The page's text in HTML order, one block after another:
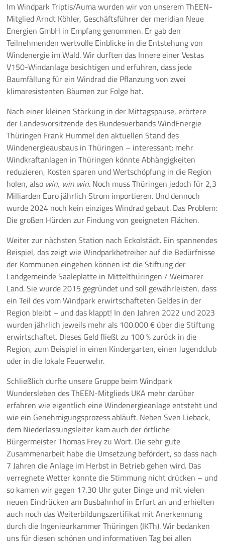
Im Windpark Triptis/Auma wurden wir von unserem ThEEN-
Mitglied Arndt Köhler, Geschäftsführer der meridian Neue
Energien GmbH in Empfang genommen. Er gab den
Teilnehmenden wertvolle Einblicke in die Entstehung von
Windenergie im Wald. Wir durften das Innere einer Vestas
V150-Windanlage besichtigen und erfuhren, dass jede
Baumfällung für ein Windrad die Pflanzung von zwei
klimaresistenten Bäumen zur Folge hat.
Nach einer kleinen Stärkung in der Mittagspause, erörtere
der Landesvorsitzende des Bundesverbands WindEnergie
Thüringen Frank Hummel den aktuellen Stand des
Windenergieausbaus in Thüringen – interessant: mehr
Windkraftanlagen in Thüringen könnte Abhängigkeiten
reduzieren, Kosten sparen und Wertschöpfung in die Region
holen, also win, win win. Noch muss Thüringen jedoch für 2,3
Milliarden Euro jährlich Strom importieren. Und dennoch
wurde 2024 noch kein einziges Windrad gebaut. Das Problem:
Die großen Hürden zur Findung von geeigneten Flächen.
Weiter zur nächsten Station nach Eckolstädt. Ein spannendes
Beispiel, das zeigt wie Windparkbetreiber auf die Bedürfnisse
der Kommunen eingehen können ist die Stiftung der
Landgemeinde Saaleplatte in Mittelthüringen / Weimarer
Land. Sie wurde 2015 gegründet und soll gewährleisten, dass
ein Teil des vom Windpark erwirtschafteten Geldes in der
Region bleibt – und das klappt! In den Jahren 2022 und 2023
wurden jährlich jeweils mehr als 100.000 € über die Stiftung
erwirtschaftet. Dieses Geld fließt zu 100 % zurück in die
Region, zum Beispiel in einen Kindergarten, einen Jugendclub
oder in die lokale Feuerwehr.
Schließlich durfte unsere Gruppe beim Windpark
Wundersleben des ThEEN-Mitglieds UKA mehr darüber
erfahren wie eigentlich eine Windenergieanlage entsteht und
wie ein Genehmigungsprozess abläuft. Neben Sven Lieback,
dem Niederlassungsleiter kam auch der örtliche
Bürgermeister Thomas Frey zu Wort. Die sehr gute
Zusammenarbeit habe die Umsetzung befördert, so dass nach
7 Jahren die Anlage im Herbst in Betrieb gehen wird. Das
verregnete Wetter konnte die Stimmung nicht drücken – und
so kamen wir gegen 17.30 Uhr guter Dinge und mit vielen
neuen Eindrücken am Busbahnhof in Erfurt an und erhielten
auch noch das Weiterbildungszertifikat mit Anerkennung
durch die Ingenieurkammer Thüringen (IKTh). Wir bedanken
uns für diesen schönen und informativen Tag bei allen